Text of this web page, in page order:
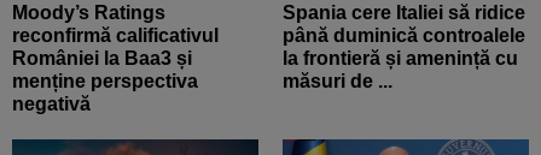
Moody’s Ratings
reconfirmă calificativul
României la Baa3 și
menține perspectiva
negativă
Spania cere Italiei să ridice
până duminică controalele
la frontieră și amenință cu
măsuri de ...